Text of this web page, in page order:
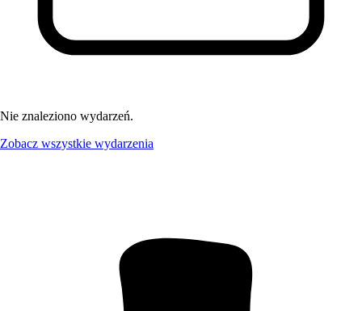
Nie znaleziono wydarzeń.
Zobacz wszystkie wydarzenia